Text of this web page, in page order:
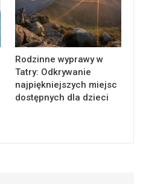
Rodzinne wyprawy w
Tatry: Odkrywanie
najpiękniejszych miejsc
dostępnych dla dzieci